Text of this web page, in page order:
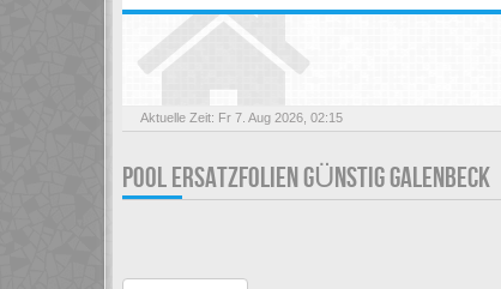
Aktuelle Zeit: Fr 7. Aug 2026, 02:15
POOL ERSATZFOLIEN GÜNSTIG GALENBECK